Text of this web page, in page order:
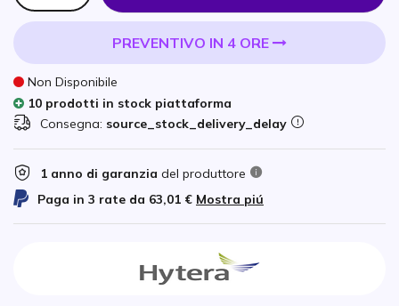
PREVENTIVO IN 4 ORE
Non Disponibile
10 prodotti in stock piattaforma
Consegna: source_stock_delivery_delay
1 anno di garanzia del produttore
Paga in 3 rate da 63,01 € Mostra piú